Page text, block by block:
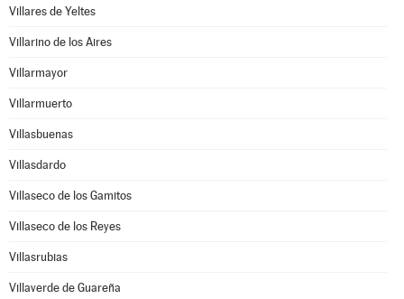
Villares de Yeltes
Villarino de los Aires
Villarmayor
Villarmuerto
Villasbuenas
Villasdardo
Villaseco de los Gamitos
Villaseco de los Reyes
Villasrubias
Villaverde de Guareña